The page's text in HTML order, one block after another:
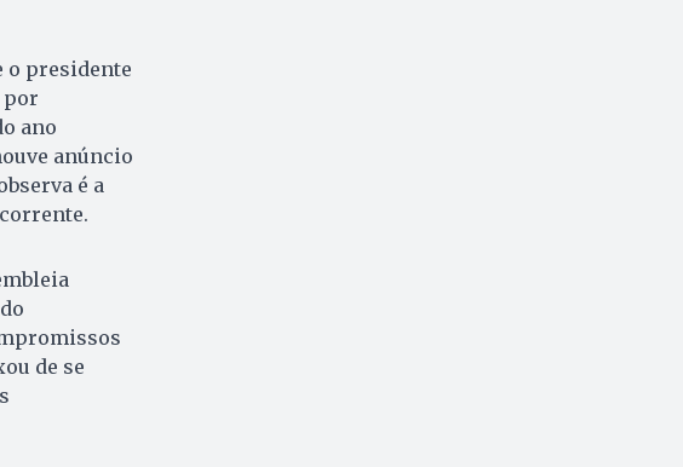
o presidente
por
ano
anúncio
é a
de se